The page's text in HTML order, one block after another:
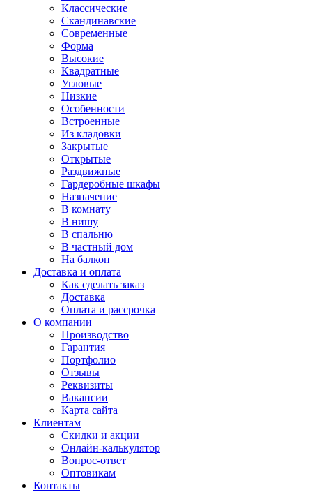
Классические
Скандинавские
Современные
Форма
Высокие
Квадратные
Угловые
Низкие
Особенности
Встроенные
Из кладовки
Закрытые
Открытые
Раздвижные
Гардеробные шкафы
Назначение
В комнату
В нишу
В спальню
В частный дом
На балкон
Доставка и оплата
Как сделать заказ
Доставка
Оплата и рассрочка
О компании
Производство
Гарантия
Портфолио
Отзывы
Реквизиты
Вакансии
Карта сайта
Клиентам
Скидки и акции
Онлайн-калькулятор
Вопрос-ответ
Оптовикам
Контакты